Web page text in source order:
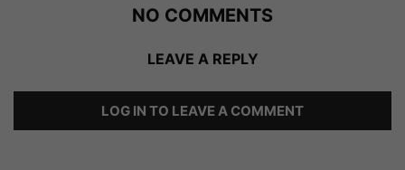
NO COMMENTS
LEAVE A REPLY
LOG IN TO LEAVE A COMMENT